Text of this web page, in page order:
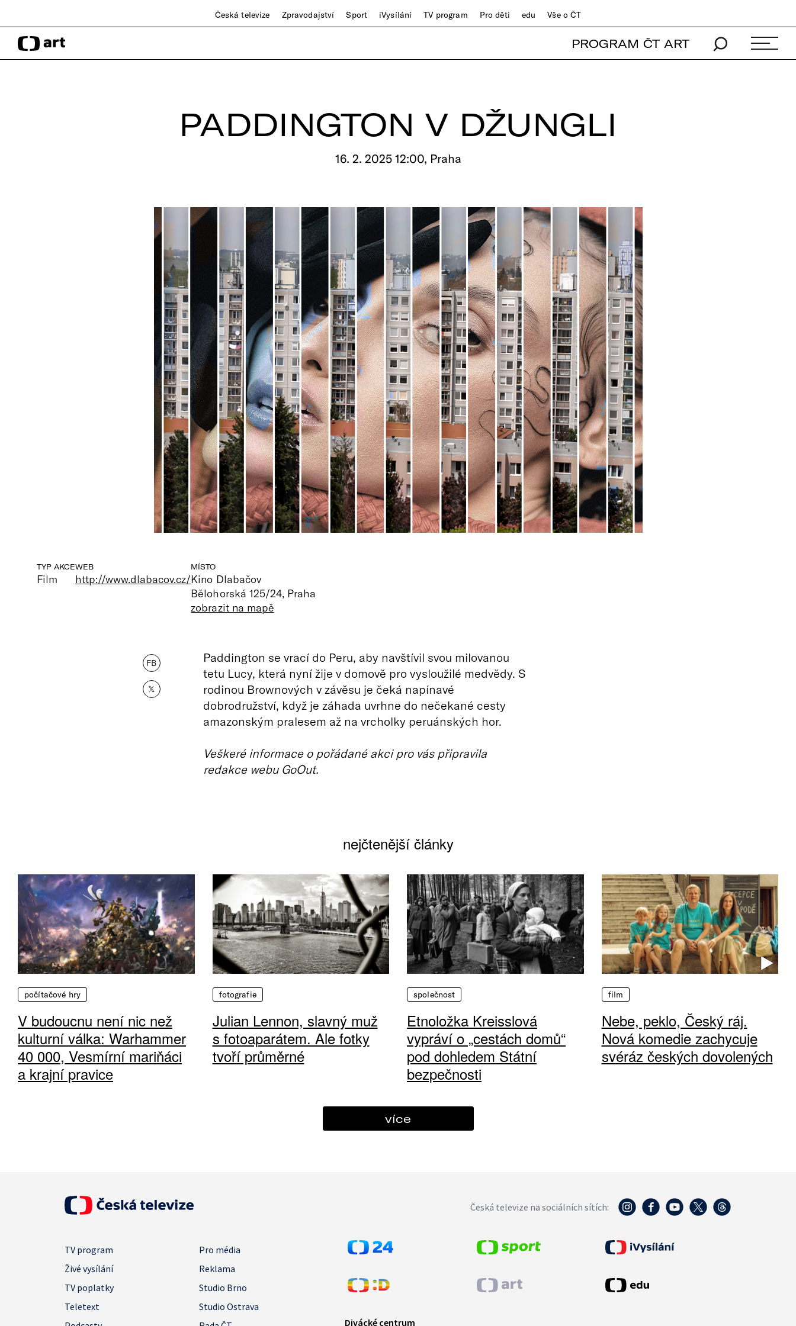
Česká televize Zpravodajství Sport iVysílání TV program Pro děti edu Vše o ČT
PROGRAM ČT ART
PADDINGTON V DŽUNGLI
16. 2. 2025 12:00, Praha
TYP AKCE
Film
WEB
http://www.dlabacov.cz/
MÍSTO
Kino Dlabačov
Bělohorská 125/24, Praha
zobrazit na mapě
FB
𝕏
Paddington se vrací do Peru, aby navštívil svou milovanou
tetu Lucy, která nyní žije v domově pro vysloužilé medvědy. S
rodinou Brownových v závěsu je čeká napínavé
dobrodružství, když je záhada uvrhne do nečekané cesty
amazonským pralesem až na vrcholky peruánských hor.
Veškeré informace o pořádané akci pro vás připravila
redakce webu GoOut.
nejčtenější články
počítačové hry
V budoucnu není nic než
kulturní válka: Warhammer
40 000, Vesmírní mariňáci
a krajní pravice
fotografie
Julian Lennon, slavný muž
s fotoaparátem. Ale fotky
tvoří průměrné
společnost
Etnoložka Kreisslová
vypráví o „cestách domů“
pod dohledem Státní
bezpečnosti
film
Nebe, peklo, Český ráj.
Nová komedie zachycuje
svéráz českých dovolených
více
Česká televize na sociálních sítích:
TV program
Pro média
Živé vysílání
Reklama
TV poplatky
Studio Brno
Teletext
Studio Ostrava